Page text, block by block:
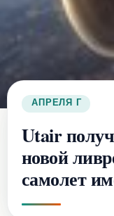
26 АПРЕЛЯ 2018 Г.
Utair
новой
самолет